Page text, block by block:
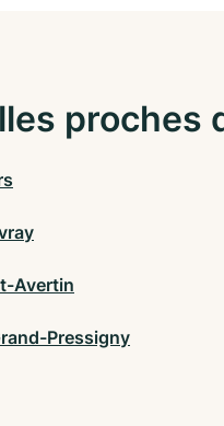
proches
Avertin
Pressigny